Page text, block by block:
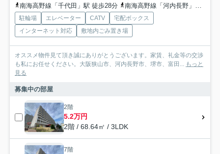
南海高野線「千代田」駅 徒歩28分
南海高野線「河内長野」駅 徒歩30分
駐輪場 エレベーター CATV
宅配ボックス
インターネット対応
敷地内ごみ置き場
オススメ物件見て頂き誠にありがとうございます。家賃、礼金等の交渉
も私にお任せください。大阪狭山市、河内長野市、堺市、富田... もっと
見る
募集中の部屋
2階
5.2万円
2階 / 68.64㎡ / 3LDK
7階